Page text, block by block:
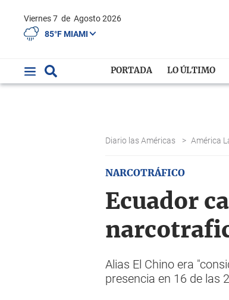
Viernes 7 de Agosto 2026
85°F MIAMI
PORTADA LO ÚLTIMO
Diario las Américas > América
NARCOTRÁFICO
Ecuador
Alias El Chino era
presencia en 16 de las